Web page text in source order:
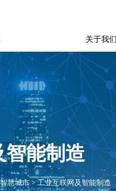
关于我们
集团介绍
全球布局
发展历程
资源资质
联系我们
智能制造
智慧城市>工业互联网及智能制造